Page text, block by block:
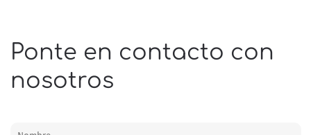
Ponte en contacto con
nosotros